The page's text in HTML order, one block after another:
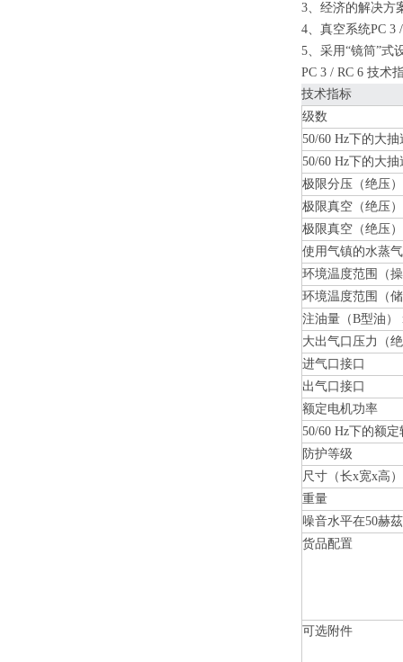
3、经济的解决方
4、真空系统PC 3
5、采用“镜筒”式
PC 3 / RC 6 技术
技术指标
级数
50/60 Hz下的大抽
50/60 Hz下的大抽
极限分压（绝压）
极限真空（绝压）
极限真空（绝压
使用气镇的水蒸
环境温度范围（
环境温度范围（
注油量（B型油）
大出气口压力（
进气口接口
出气口接口
额定电机功率
50/60 Hz下的额定
防护等级
尺寸（长x宽x高）
重量
噪音水平在50赫
货品配置
可选附件